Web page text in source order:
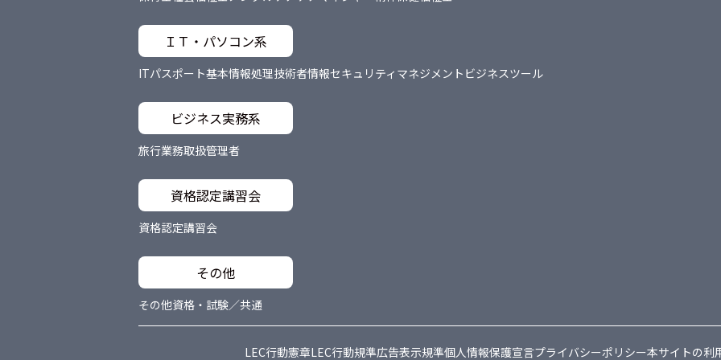
ＩＴ・パソコン系
ITパスポート基本情報処理技術者情報セキュリティマネジメント ビジネスツール
ビジネス実務系
旅行業務取扱管理者
資格認定講習会
資格認定講習会
その他
その他資格・試験／共通
LEC行動憲章LEC行動規準広告表示規準個人情報保護宣言プライバシーポリシー本サイトの利